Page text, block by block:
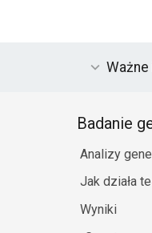
Badanie
Analizy
Jak działa
Wyniki